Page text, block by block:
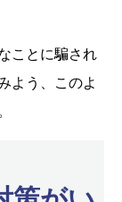
ことに騙され
よう、このよ